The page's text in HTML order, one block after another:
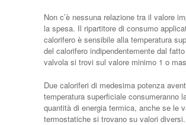
Non c’è nessuna relazione tra il valore
la spesa. Il ripartitore di consumo
calorifero è sensibile alla temperatura
del calorifero indipendentemente dal
valvola si trovi sul valore minimo 1 o
Due caloriferi di medesima potenza
temperatura superficiale consumeranno
quantità di energia termica, anche se le
termostatiche si trovano su valori diversi.